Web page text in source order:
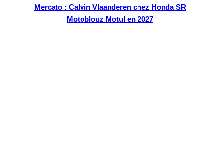
Mercato : Calvin Vlaanderen chez Honda SR
Motoblouz Motul en 2027